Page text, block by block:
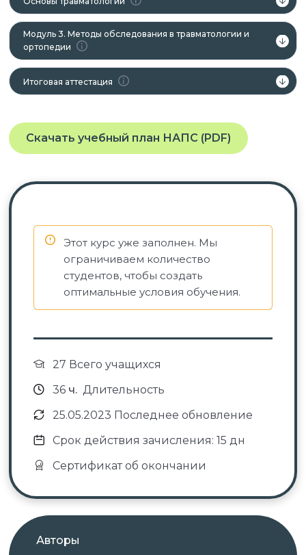
Модуль 3. Методы обследования в травматологии и
ортопедии
Итоговая аттестация
Скачать учебный план НАПС (PDF)
Этот курс уже заполнен. Мы
ограничиваем количество
студентов, чтобы создать
оптимальные условия обучения.
27 Всего учащихся
36ч. Длительность
25.05.2023 Последнее обновление
Срок действия зачисления: 15 дн
Сертификат об окончании
Авторы